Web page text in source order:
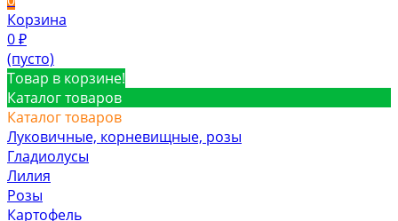
Корзина
0 ₽
(пусто)
Товар в корзине!
Каталог товаров
Каталог товаров
Луковичные, корневищные, розы
Гладиолусы
Лилия
Розы
Картофель